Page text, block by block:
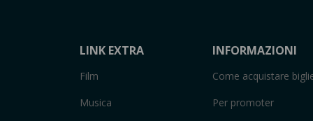
LINK EXTRA
Film
Musica
INFORMAZIONI
Come acquistare
Per promoter